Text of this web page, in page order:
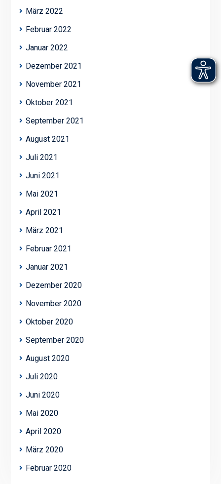
März 2022
Februar 2022
Januar 2022
Dezember 2021
November 2021
Oktober 2021
September 2021
August 2021
Juli 2021
Juni 2021
Mai 2021
April 2021
März 2021
Februar 2021
Januar 2021
Dezember 2020
November 2020
Oktober 2020
September 2020
August 2020
Juli 2020
Juni 2020
Mai 2020
April 2020
März 2020
Februar 2020